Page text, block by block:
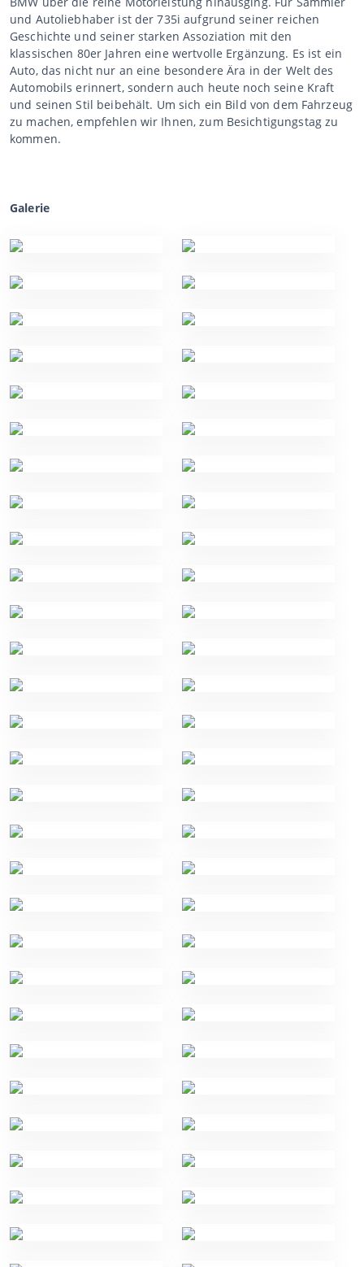
und Autoliebhaber ist der 735i aufgrund seiner reichen
Geschichte und seiner starken Assoziation mit den
klassischen 80er Jahren eine wertvolle Ergänzung. Es ist ein
Auto, das nicht nur an eine besondere Ära in der Welt des
Automobils erinnert, sondern auch heute noch seine Kraft
und seinen Stil beibehält. Um sich ein Bild von dem Fahrzeug
zu machen, empfehlen wir Ihnen, zum Besichtigungstag zu
kommen.
Galerie